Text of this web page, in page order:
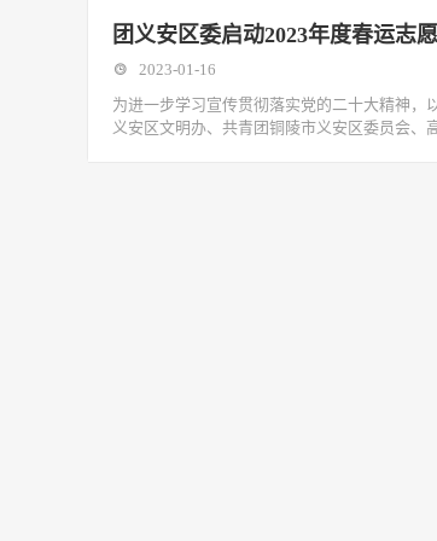
团义安区委启动2023年度春运志
2023-01-16
为进一步学习宣传贯彻落实党的二十大精神，
义安区文明办、共青团铜陵市义安区委员会、